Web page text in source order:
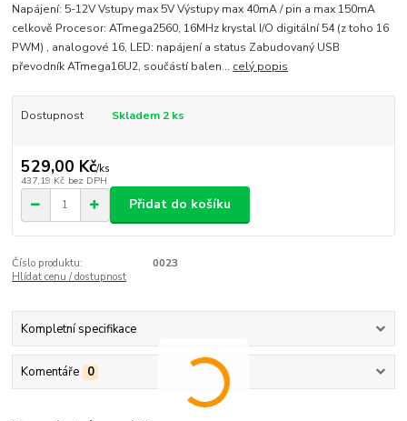
Napájení: 5-12V Vstupy max 5V Výstupy max 40mA / pin a max 150mA
celkově Procesor: ATmega2560, 16MHz krystal I/O digitální 54 (z toho 16
PWM) , analogové 16, LED: napájení a status Zabudovaný USB
převodník ATmega16U2, součástí balen... celý popis
Dostupnost Skladem 2 ks
529,00 Kč/ks
437,19 Kč bez DPH
Přidat do košíku
Číslo produktu:
0023
Hlídat cenu / dostupnost
Kompletní specifikace
Komentáře 0